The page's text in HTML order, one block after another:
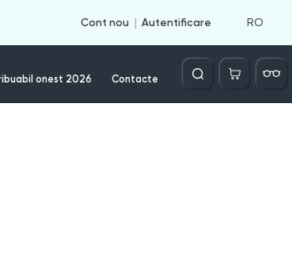
Cont nou Autentificare RO
onest 2026 Contacte
Căutare